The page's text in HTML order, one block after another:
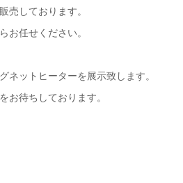
売しております。
お任せください。
ネットヒーターを展示致します。
お待ちしております。